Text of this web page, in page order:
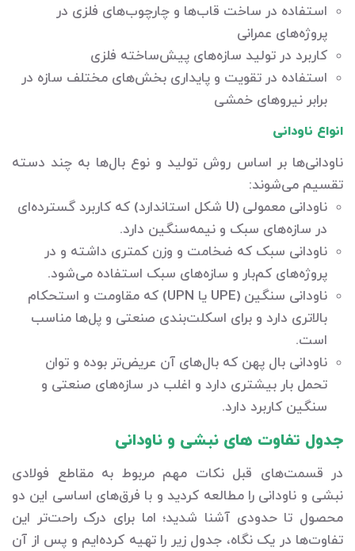
استفاده در ساخت قاب‌ها و چارچوب‌های فلزی در
پروژه‌های عمرانی
کاربرد در تولید سازه‌های پیش‌ساخته فلزی
استفاده در تقویت و پایداری بخش‌های مختلف سازه در
برابر نیروهای خمشی
انواع ناودانی
ناودانی‌ها بر اساس روش تولید و نوع بال‌ها به چند دسته
تقسیم می‌شوند:
ناودانی معمولی (U شکل استاندارد) که کاربرد گسترده‌ای
در سازه‌های سبک و نیمه‌سنگین دارد.
ناودانی سبک که ضخامت و وزن کمتری داشته و در
پروژه‌های کم‌بار و سازه‌های سبک استفاده می‌شود.
ناودانی سنگین (UPE یا UPN) که مقاومت و استحکام
بالاتری دارد و برای اسکلت‌بندی صنعتی و پل‌ها مناسب
است.
ناودانی بال پهن که بال‌های آن عریض‌تر بوده و توان
تحمل بار بیشتری دارد و اغلب در سازه‌های صنعتی و
سنگین کاربرد دارد.
جدول تفاوت های نبشی و ناودانی
در قسمت‌های قبل نکات مهم مربوط به مقاطع فولادی
نبشی و ناودانی را مطالعه کردید و با فرق‌های اساسی این دو
محصول تا حدودی آشنا شدید؛ اما برای درک راحت‌تر این
تفاوت‌ها در یک نگاه، جدول زیر را تهیه کرده‌ایم و پس از آن